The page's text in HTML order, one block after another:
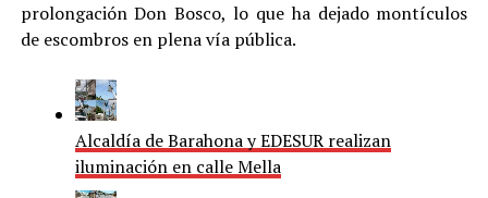
prolongación Don Bosco, lo que ha dejado montículos
de escombros en plena vía pública.
Alcaldía de Barahona y EDESUR realizan
iluminación en calle Mella